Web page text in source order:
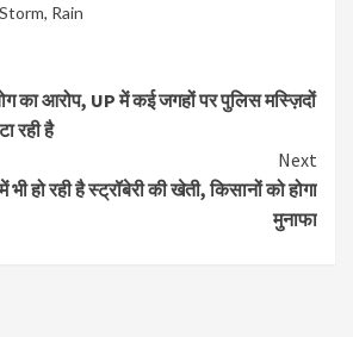
, Rain
का आरोप, UP में कई जगहों पर पुलिस मस्ज़िदों
रही है
Next
भी हो रही है स्ट्रॉबेरी की खेती, किसानों को होगा
मुनाफा